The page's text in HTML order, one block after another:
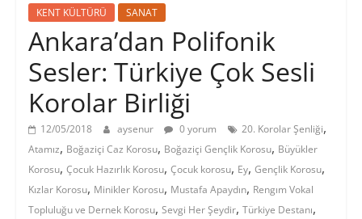
KENT KÜLTÜRÜ SANAT
Ankara’dan Polifonik
Sesler: Türkiye Çok Sesli
Korolar Birliği
12/05/2018 aysenur 0 yorum 20. Korolar Şenliği,
Atamız, Boğaziçi Caz Korosu, Boğaziçi Gençlik Korosu, Büyükler
Korosu, Çocuk Hazırlık Korosu, Çocuk korosu, Ey, Gençlik Korosu,
Kızlar Korosu, Minikler Korosu, Mustafa Apaydın, Rengım Vokal
Topluluğu ve Dernek Korosu, Sevgi Her Şeydir, Türkiye Destanı,